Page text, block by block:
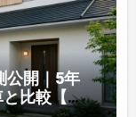
公開｜5年
比較【オ